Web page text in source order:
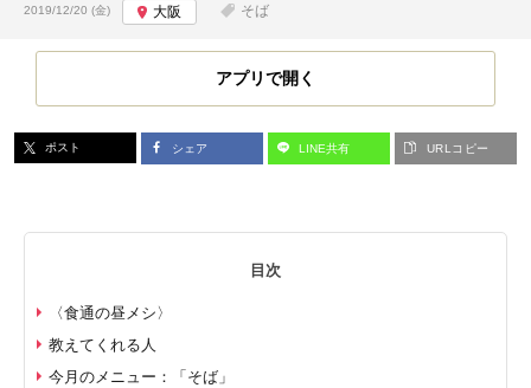
投稿日:
2019/12/20 (金) 大阪 そば
アプリで開く
ポスト シェア LINE共有 URLコピー
目次
〈食通の昼メシ〉
教えてくれる人
今月のメニュー：「そば」